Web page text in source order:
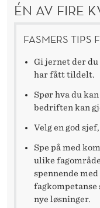
ÉN AV FIRE
FASMERS TIPS
Gi jernet der
har fått tildelt.
Spør hva du
bedriften kan
Velg en god
Spe på med
ulike
spennende
nye løsninger.